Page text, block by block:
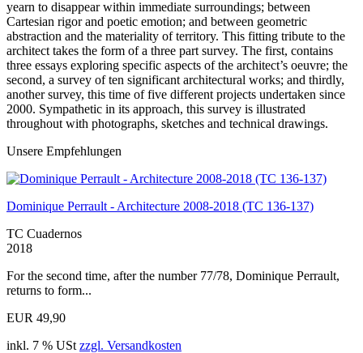
yearn to disappear within immediate surroundings; between
Cartesian rigor and poetic emotion; and between geometric
abstraction and the materiality of territory. This fitting tribute to the
architect takes the form of a three part survey. The first, contains
three essays exploring specific aspects of the architect’s oeuvre; the
second, a survey of ten significant architectural works; and thirdly,
another survey, this time of five different projects undertaken since
2000. Sympathetic in its approach, this survey is illustrated
throughout with photographs, sketches and technical drawings.
Unsere Empfehlungen
Dominique Perrault - Architecture 2008-2018 (TC 136-137)
TC Cuadernos
2018
For the second time, after the number 77/78, Dominique Perrault,
returns to form...
EUR 49,90
inkl. 7 % USt zzgl. Versandkosten